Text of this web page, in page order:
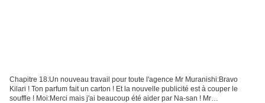
Chapitre 18:Un nouveau travail pour toute l'agence Mr Muranishi:Bravo
Kilari ! Ton parfum fait un carton ! Et la nouvelle publicité est à couper le
souffle ! Moi:Merci mais j'ai beaucoup été aider par Na-san ! Mr